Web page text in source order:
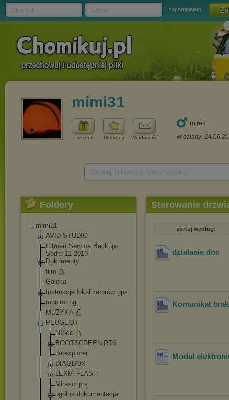
zapomniałem
mimi31
Prezent Ulubiony Wiadomość
mirek
widziany:
Foldery
mimi31
AVID STUDIO
Citroen Service Backup-
Sedre 11-2013
Dokumenty
film
Galeria
Instrukcje lokalizatorów gps
monitoring
MUZYKA
PEUGEOT
308cc
BOOTSCREEN RT6
datexplorer
DIAGBOX
LEXIA FLASH
Mirascripts
ogólna dokumentacja
Sterowanie
sortuj według:
działanie.doc
Komunikat
Modul